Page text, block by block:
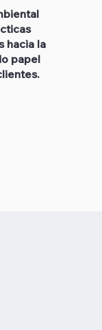
hacia la
papel